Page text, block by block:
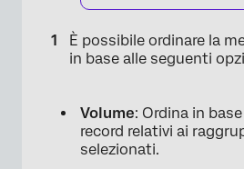
È possibile ordinare la
in base alle seguenti
Volume: Ordina in
record relativi ai
selezionati.